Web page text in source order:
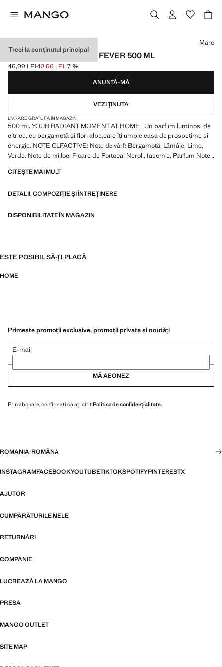
Treci la conținutul principal
SĂPUN LICHID CITRUS FEVER 500 ML
Preț inițial tăiat [45,99 LEI ]
45,99 LEI
Preț actual [42,99 LEI ]
42,99 LEI-7 %
Selectează o culoare
Maro
ANUNȚĂ-MĂ
VEZI ȚINUTA
LIVRARE GRATUITĂ ÎN MAGAZIN
500 ml. YOUR RADIANT MOMENT AT HOME Un parfum luminos, de
citrice, cu bergamotă și flori albe,care îți umple casa de prospețime și
energie. NOTE OLFACTIVE: Note de vârf: Bergamotă, Lămâie, Lime,
Verde. Note de mijloc: Floare de Portocal Neroli, Iasomie, Parfum Note
manual din pastă de hârtie. Produs la reducere
CITEȘTE MAI MULT
DETALII, COMPOZIȚIE ȘI ÎNTREȚINERE
DISPONIBILITATE ÎN MAGAZIN
ESTE POSIBIL SĂ-ȚI PLACĂ
HOME
Primește promoții exclusive, promoții private și noutăți
E-mail
MĂ ABONEZ
Prin abonare, confirmați că ați cititPolitica de confidențialitate.
ROMANIA·ROMÂNA
INSTAGRAMFACEBOOKYOUTUBETIKTOKSPOTIFYPINTERESTX
AJUTOR
CUMPĂRĂTURILE MELE
RETURNĂRI
COMPANIE
LUCREAZĂ LA MANGO
PRESĂ
MANGO OUTLET
SITE MAP